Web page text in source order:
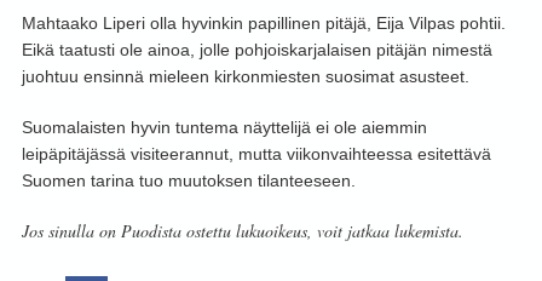
Mahtaako Liperi olla hyvinkin papillinen pitäjä, Eija Vilpas pohtii.
Eikä taatusti ole ainoa, jolle pohjoiskarjalaisen pitäjän nimestä
juohtuu ensinnä mieleen kirkonmiesten suosimat asusteet.
Suomalaisten hyvin tuntema näyttelijä ei ole aiemmin
leipäpitäjässä visiteerannut, mutta viikonvaihteessa esitettävä
Suomen tarina tuo muutoksen tilanteeseen.
Jos sinulla on Puodista ostettu lukuoikeus, voit jatkaa lukemista.